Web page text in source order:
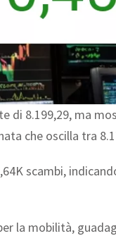
di 8.199,29, ma
che oscilla tra
scambi,
la mobilità,